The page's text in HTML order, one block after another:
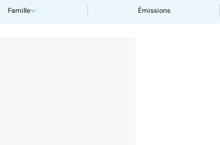
Famille Émissions